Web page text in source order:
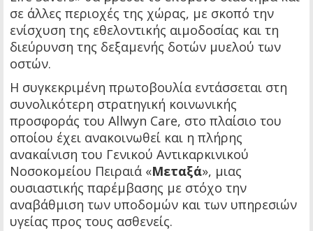
σε άλλες περιοχές της χώρας, με σκοπό την
ενίσχυση της εθελοντικής αιμοδοσίας και τη
διεύρυνση της δεξαμενής δοτών μυελού των
οστών.
Η συγκεκριμένη πρωτοβουλία εντάσσεται στη
συνολικότερη στρατηγική κοινωνικής
προσφοράς του Allwyn Care, στο πλαίσιο του
οποίου έχει ανακοινωθεί και η πλήρης
ανακαίνιση του Γενικού Αντικαρκινικού
Νοσοκομείου Πειραιά «Μεταξά», μιας
ουσιαστικής παρέμβασης με στόχο την
αναβάθμιση των υποδομών και των υπηρεσιών
υγείας προς τους ασθενείς.